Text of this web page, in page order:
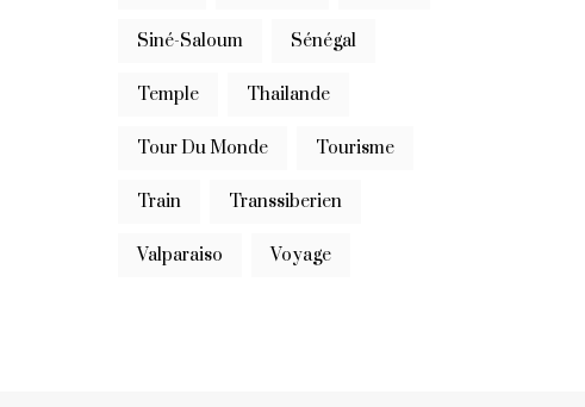
Siné-Saloum Sénégal
Temple Thailande
Tour Du Monde Tourisme
Train Transsiberien
Valparaiso Voyage